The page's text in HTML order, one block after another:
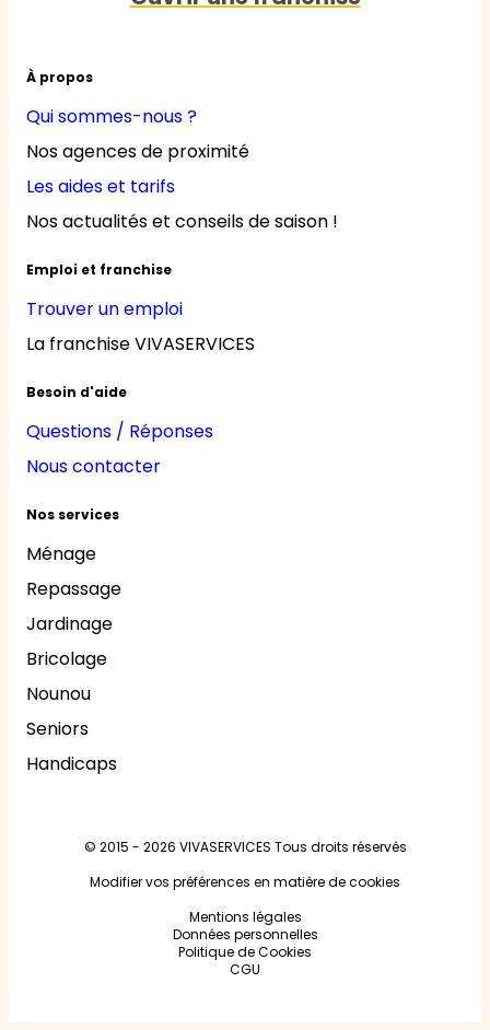
À propos
Qui sommes-nous ?
Nos agences de proximité
Les aides et tarifs
Nos actualités et conseils de saison !
Emploi et franchise
Trouver un emploi
La franchise VIVASERVICES
Besoin d'aide
Questions / Réponses
Nous contacter
Nos services
Ménage
Repassage
Jardinage
Bricolage
Nounou
Seniors
Handicaps
© 2015 - 2026 VIVASERVICES Tous droits réservés
Modifier vos préférences en matière de cookies
Mentions légales
Données personnelles
Politique de Cookies
CGU